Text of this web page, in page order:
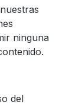
ninguna
del